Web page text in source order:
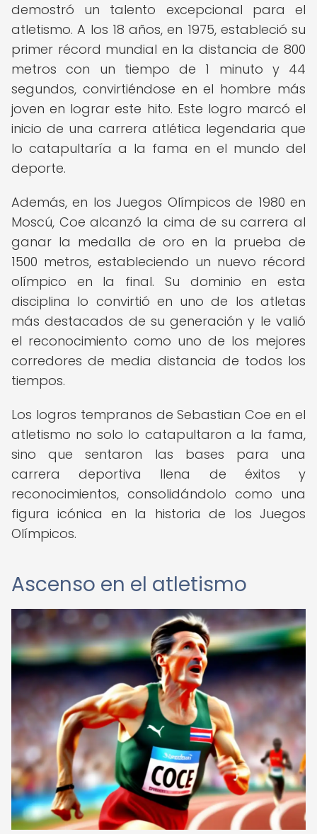
demostró un talento excepcional para el
atletismo. A los 18 años, en 1975, estableció su
primer récord mundial en la distancia de 800
metros con un tiempo de 1 minuto y 44
segundos, convirtiéndose en el hombre más
joven en lograr este hito. Este logro marcó el
inicio de una carrera atlética legendaria que
lo catapultaría a la fama en el mundo del
deporte.
Además, en los Juegos Olímpicos de 1980 en
Moscú, Coe alcanzó la cima de su carrera al
ganar la medalla de oro en la prueba de
1500 metros, estableciendo un nuevo récord
olímpico en la final. Su dominio en esta
disciplina lo convirtió en uno de los atletas
más destacados de su generación y le valió
el reconocimiento como uno de los mejores
corredores de media distancia de todos los
tiempos.
Los logros tempranos de Sebastian Coe en el
atletismo no solo lo catapultaron a la fama,
sino que sentaron las bases para una
carrera deportiva llena de éxitos y
reconocimientos, consolidándolo como una
figura icónica en la historia de los Juegos
Olímpicos.
Ascenso en el atletismo